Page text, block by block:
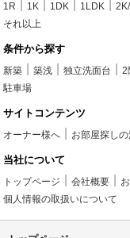
1R 1K 1DK 1LDK
それ以上
条件から探す
新築 築浅 独立洗面台 2
駐車場
サイトコンテンツ
オーナー様へ お部屋探し
当社について
トップページ 会社概要
個人情報の取扱いについて